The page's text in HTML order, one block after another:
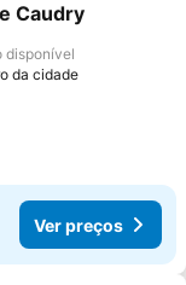
favoritos
Caudry
disponível
da cidade
Ver preços